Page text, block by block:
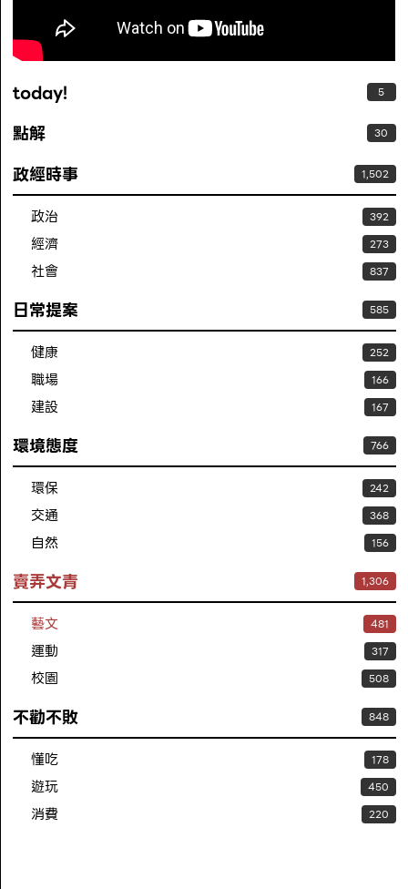
today! 5
點解 30
政經時事 1,502
政治 392
經濟 273
社會 837
日常提案 585
健康 252
職場 166
建設 167
環境態度 766
環保 242
交通 368
自然 156
賣弄文青 1,306
藝文 481
運動 317
校園 508
不勸不敗 848
懂吃 178
遊玩 450
消費 220